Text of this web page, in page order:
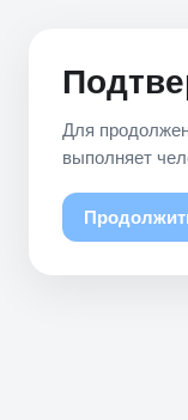
Для
выполняет